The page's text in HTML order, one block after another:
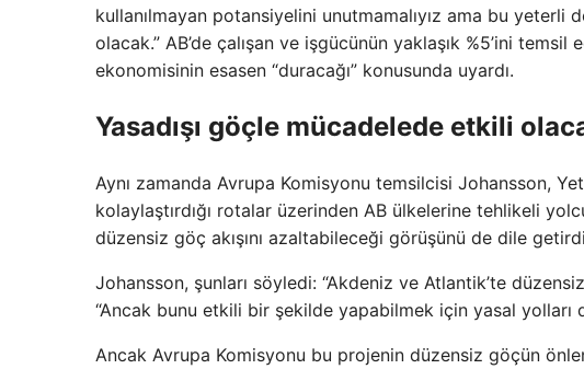
kullanılmayan potansiyelini unutmamalıyız ama bu yeterli
olacak.” AB’de çalışan ve işgücünün yaklaşık %5’ini
ekonomisinin esasen “duracağı” konusunda uyardı.
Yasadışı göçle mücadelede etkili
Aynı zamanda Avrupa Komisyonu temsilcisi Johansson,
kolaylaştırdığı rotalar üzerinden AB ülkelerine tehlikeli
düzensiz göç akışını azaltabileceği görüşünü de dile
Johansson, şunları söyledi: “Akdeniz ve Atlantik’te
“Ancak bunu etkili bir şekilde yapabilmek için yasal yolları
Ancak Avrupa Komisyonu bu projenin düzensiz göçün